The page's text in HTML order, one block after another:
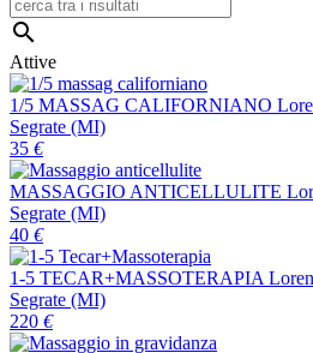

Attive
1/5 MASSAG CALIFORNIANO
Segrate (MI)
35 €
MASSAGGIO ANTICELLULITE
Segrate (MI)
40 €
1-5 TECAR+MASSOTERAPIA
Segrate (MI)
220 €